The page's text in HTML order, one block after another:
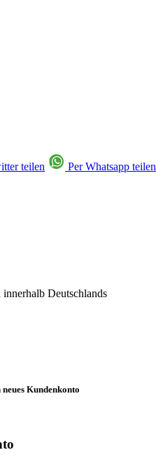
teilen Per Whatsapp teilen
Deutschlands
Kundenkonto